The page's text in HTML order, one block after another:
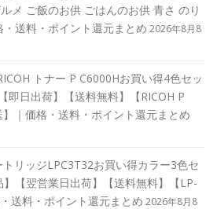
メ ご飯のお供 ごはんのお供 青さ のり
送料・ポイント還元まとめ 2026年8月8
トナー P C6000Hお買い得4色セッ
即日出荷】【送料無料】【RICOH P
｜価格・送料・ポイント還元まとめ
リッジLPC3T32お買い得カラー3色セ
【翌営業日出荷】【送料無料】【LP-
送料・ポイント還元まとめ 2026年8月8